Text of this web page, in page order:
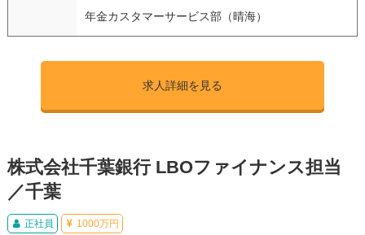
年金カスタマーサービス部（晴海）
求人詳細を見る
株式会社千葉銀行 LBOファイナンス担当
／千葉
正社員 1000万円